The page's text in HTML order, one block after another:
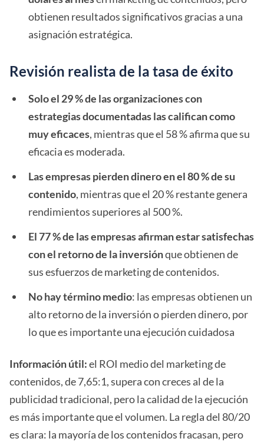
obtienen resultados significativos gracias a una
asignación estratégica.
Revisión realista de la tasa de éxito
Solo el 29 % de las organizaciones con
estrategias documentadas las califican como
muy eficaces, mientras que el 58 % afirma que su
eficacia es moderada.
Las empresas pierden dinero en el 80 % de su
contenido, mientras que el 20 % restante genera
rendimientos superiores al 500 %.
El 77 % de las empresas afirman estar satisfechas
con el retorno de la inversiónque obtienen de
sus esfuerzos de marketing de contenidos.
No hay término medio: las empresas obtienen un
alto retorno de la inversión o pierden dinero, por
lo que es importante una ejecución cuidadosa
Información útil:el ROI medio del marketing de
contenidos, de 7,65:1, supera con creces al de la
publicidad tradicional, pero la calidad de la ejecución
es más importante que el volumen. La regla del 80/20
es clara: la mayoría de los contenidos fracasan, pero